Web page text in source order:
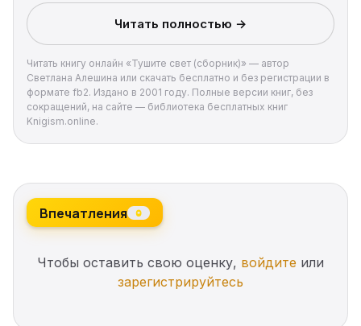
Скрывшийся красавец Луньков, оказывается,
замешан еще в чем-то, иначе зачем бы его стали
разыскивать бандиты, угрожая Марине по
телефону. Ольге не привыкать менять амплуа
газетчика на роль сыщика, ведь на таком
материале можно написать замечательную
статейку. Если, конечно, удастся выйти живыми из
этой истории…
Читать полностью →
Читать книгу онлайн «Тушите свет (сборник)» — автор
Светлана Алешина или скачать бесплатно и без регистрации в
формате fb2. Издано в 2001 году. Полные версии книг, без
сокращений, на сайте — библиотека бесплатных книг
Knigism.online.
Впечатления 0
Чтобы оставить свою оценку, войдите или
зарегистрируйтесь